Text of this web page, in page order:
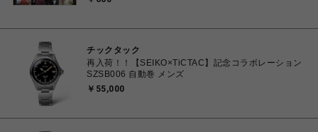
チックタック
再入荷！！【SEIKO×TiCTAC】記念コラボレーション
SZSB006 自動巻 メンズ
￥55,000